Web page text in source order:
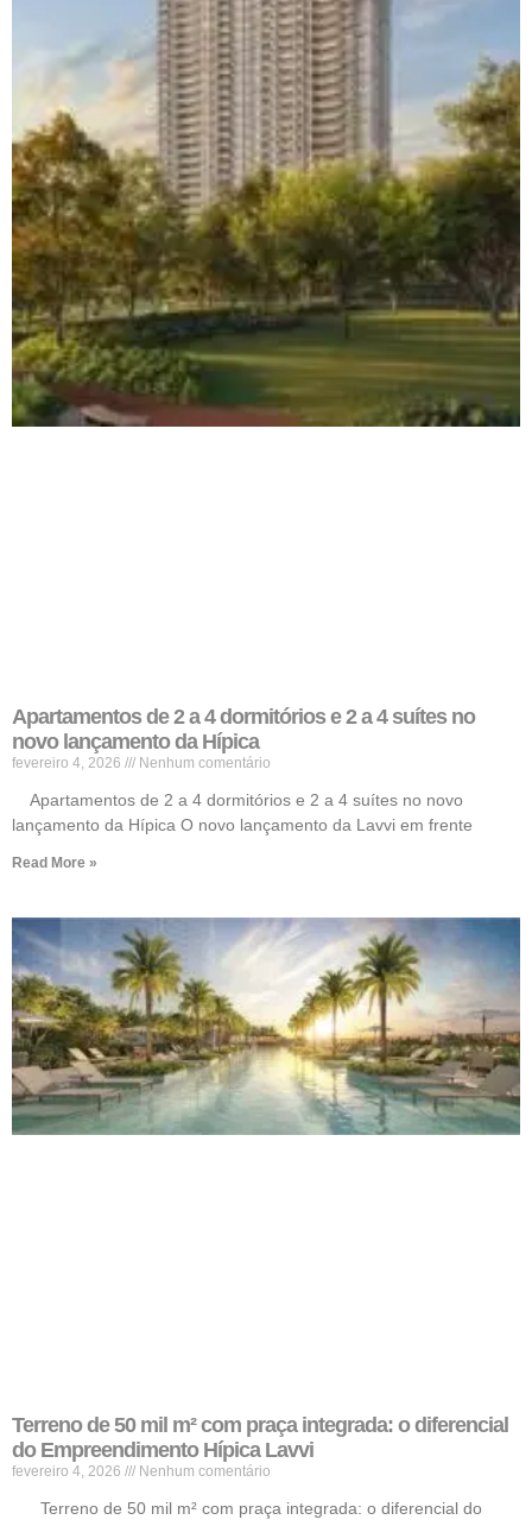
Apartamentos de 2 a 4 dormitórios e 2 a 4 suítes no
novo lançamento da Hípica
fevereiro 4, 2026 Nenhum comentário
Apartamentos de 2 a 4 dormitórios e 2 a 4 suítes no novo
lançamento da Hípica O novo lançamento da Lavvi em frente
Read More »
Terreno de 50 mil m² com praça integrada: o diferencial
do Empreendimento Hípica Lavvi
fevereiro 4, 2026 Nenhum comentário
Terreno de 50 mil m² com praça integrada: o diferencial do